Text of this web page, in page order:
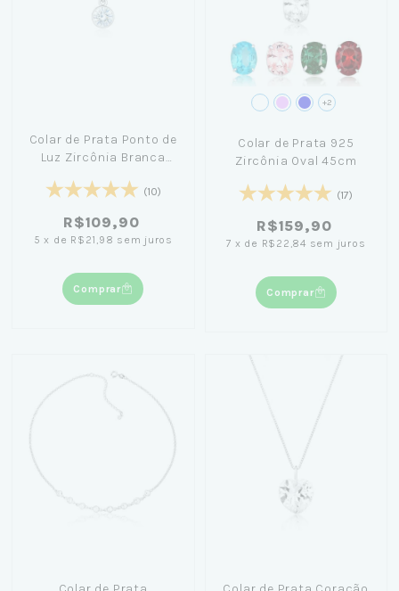
Colar de Prata Ponto de
Luz Zircônia Branca
(10)
R$109,90
5 x de R$21,98 sem juros
Comprar
+2
Colar de Prata 925
Zircônia Oval 45cm
(17)
R$159,90
7 x de R$22,84 sem juros
Comprar